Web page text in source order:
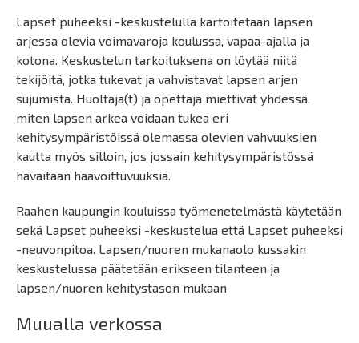
Lapset puheeksi -keskustelulla kartoitetaan lapsen
arjessa olevia voimavaroja koulussa, vapaa-ajalla ja
kotona. Keskustelun tarkoituksena on löytää niitä
tekijöitä, jotka tukevat ja vahvistavat lapsen arjen
sujumista. Huoltaja(t) ja opettaja miettivät yhdessä,
miten lapsen arkea voidaan tukea eri
kehitysympäristöissä olemassa olevien vahvuuksien
kautta myös silloin, jos jossain kehitysympäristössä
havaitaan haavoittuvuuksia.
Raahen kaupungin kouluissa työmenetelmästä käytetään
sekä Lapset puheeksi -keskustelua että Lapset puheeksi
-neuvonpitoa. Lapsen/nuoren mukanaolo kussakin
keskustelussa päätetään erikseen tilanteen ja
lapsen/nuoren kehitystason mukaan
Muualla verkossa